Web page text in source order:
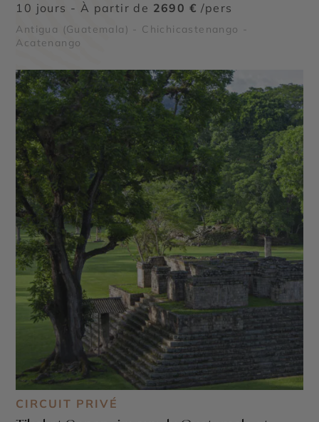
10 jours - À partir de 2690 € /pers
Antigua (Guatemala) - Chichicastenango -
Acatenango
CIRCUIT PRIVÉ